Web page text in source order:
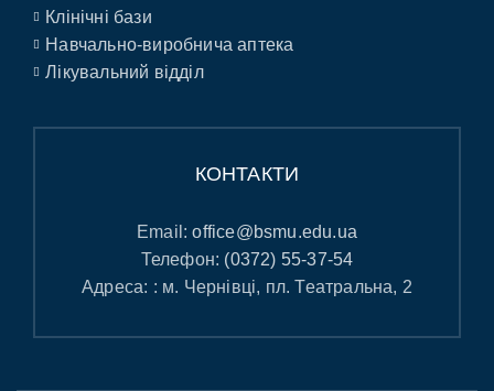
Клінічні бази
Навчально-виробнича аптека
Лікувальний відділ
КОНТАКТИ
Email:office@bsmu.edu.ua
Телефон: (0372) 55-37-54
Адреса: : м. Чернівці, пл. Театральна, 2